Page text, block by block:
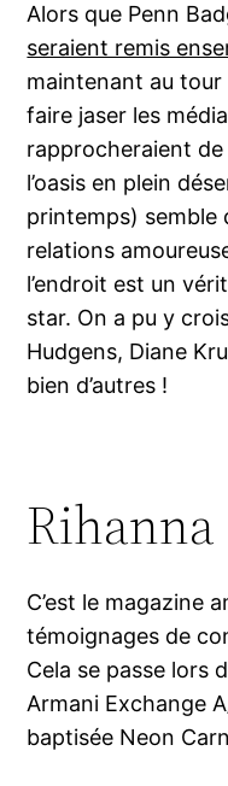
Alors que Penn
seraient remis
maintenant au tour
faire jaser les
rapprocheraient de
l’oasis en plein
printemps) semble
relations
l’endroit est un
star. On a pu y
Hudgens, Diane
bien d’autres !
Rihanna
C’est le magazine
témoignages de
Cela se passe lors
Armani Exchange
baptisée Neon